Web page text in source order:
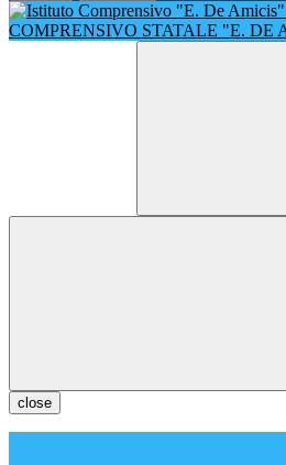
COMPRENSIVO STATALE "E. DE
close